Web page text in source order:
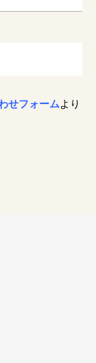
せフォームより